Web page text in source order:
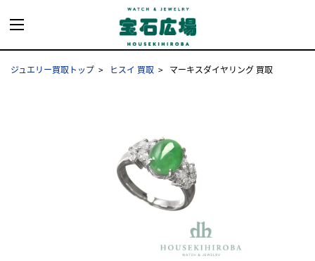
ジュエリー買取トップ ヒスイ 買取 マーキスダイヤリング 買取